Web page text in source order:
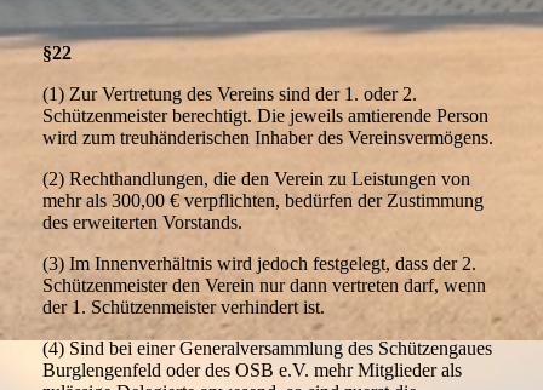
§22
(1) Zur Vertretung des Vereins sind der 1. oder 2.
Schützenmeister berechtigt. Die jeweils amtierende Person
wird zum treuhänderischen Inhaber des Vereinsvermögens.
(2) Rechthandlungen, die den Verein zu Leistungen von
mehr als 300,00 € verpflichten, bedürfen der Zustimmung
des erweiterten Vorstands.
(3) Im Innenverhältnis wird jedoch festgelegt, dass der 2.
Schützenmeister den Verein nur dann vertreten darf, wenn
der 1. Schützenmeister verhindert ist.
(4) Sind bei einer Generalversammlung des Schützengaues
Burglengenfeld oder des OSB e.V. mehr Mitglieder als